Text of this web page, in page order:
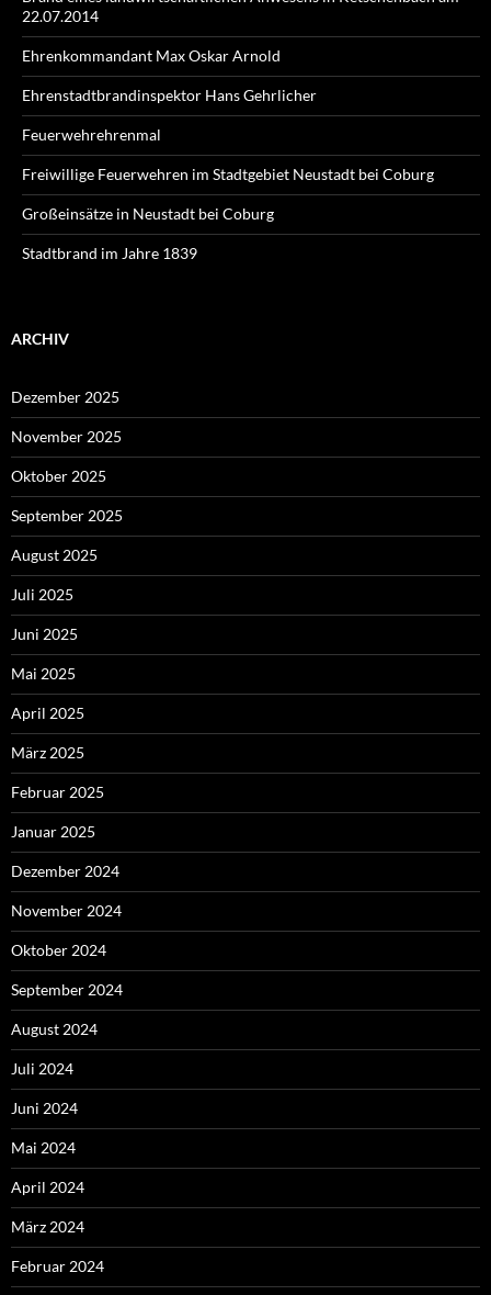
22.07.2014
Ehrenkommandant Max Oskar Arnold
Ehrenstadtbrandinspektor Hans Gehrlicher
Feuerwehrehrenmal
Freiwillige Feuerwehren im Stadtgebiet Neustadt bei Coburg
Großeinsätze in Neustadt bei Coburg
Stadtbrand im Jahre 1839
ARCHIV
Dezember 2025
November 2025
Oktober 2025
September 2025
August 2025
Juli 2025
Juni 2025
Mai 2025
April 2025
März 2025
Februar 2025
Januar 2025
Dezember 2024
November 2024
Oktober 2024
September 2024
August 2024
Juli 2024
Juni 2024
Mai 2024
April 2024
März 2024
Februar 2024